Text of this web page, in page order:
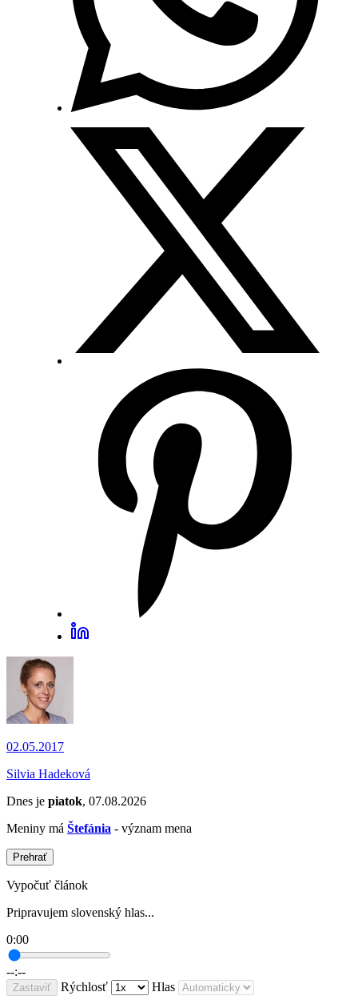
02.05.2017
Silvia Hadeková
Dnes je piatok, 07.08.2026
Meniny má Štefánia - význam mena
Prehrať
Vypočuť článok
Pripravujem slovenský hlas...
0:00
--:--
Zastaviť Rýchlosť Hlas